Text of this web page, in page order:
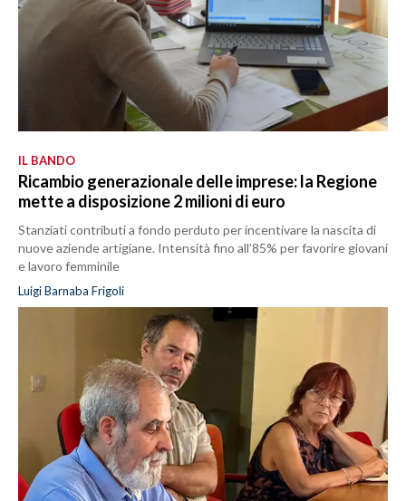
IL BANDO
Ricambio generazionale delle imprese: la Regione
mette a disposizione 2 milioni di euro
Stanziati contributi a fondo perduto per incentivare la nascita di
nuove aziende artigiane. Intensità fino all’85% per favorire giovani
e lavoro femminile
Luigi Barnaba Frigoli